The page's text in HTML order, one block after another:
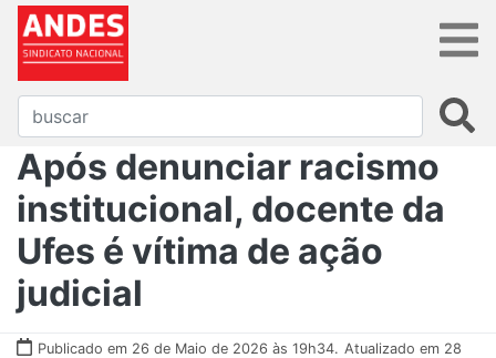
Após denunciar racismo
institucional, docente da
Ufes é vítima de ação
judicial
Publicado em 26 de Maio de 2026 às 19h34. Atualizado em 28